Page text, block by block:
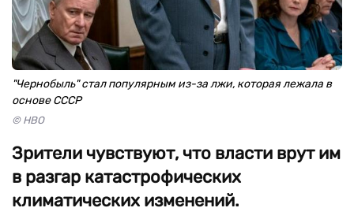
"Чернобыль" стал популярным из-за лжи, которая лежала в
основе СССР
© HBO
Зрители чувствуют, что власти врут им
в разгар катастрофических
климатических изменений.